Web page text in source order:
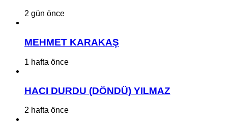
2 gün önce
MEHMET KARAKAŞ
1 hafta önce
HACI DURDU (DÖNDÜ) YILMAZ
2 hafta önce